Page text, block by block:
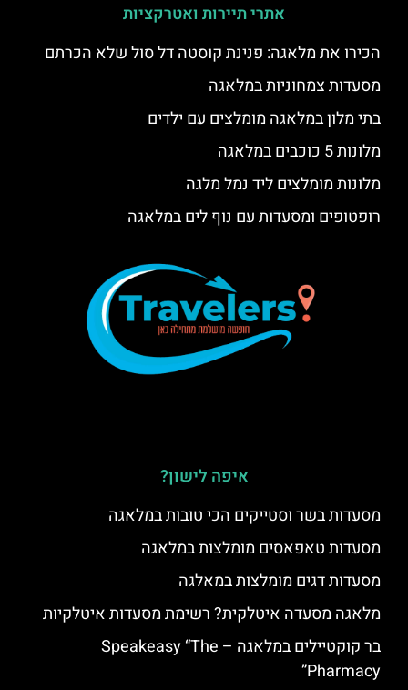
אתרי תיירות ואטרקציות
הכירו את מלאגה: פנינת קוסטה דל סול שלא הכרתם
מסעדות צמחוניות במלאגה
בתי מלון במלאגה מומלצים עם ילדים
מלונות 5 כוכבים במלאגה
מלונות מומלצים ליד נמל מלגה
רופטופים ומסעדות עם נוף לים במלאגה
איפה לישון?
מסעדות בשר וסטייקים הכי טובות במלאגה
מסעדות טאפאסים מומלצות במלאגה
מסעדות דגים מומלצות במאלגה
מלאגה מסעדה איטלקית? רשימת מסעדות איטלקיות
בר קוקטיילים במלאגה – Speakeasy “The
Pharmacy”